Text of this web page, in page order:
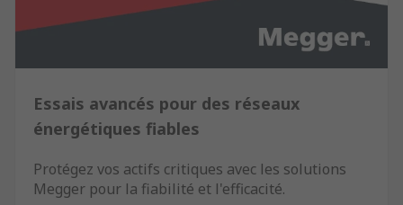
Essais avancés pour des réseaux
énergétiques fiables
Protégez vos actifs critiques avec les solutions
Megger pour la fiabilité et l'efficacité.